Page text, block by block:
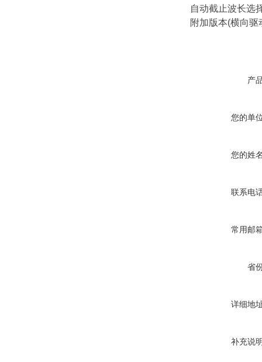
自动截止波长选
附加版本(横向
产
您的单
您的姓
联系电
常用邮
省
详细地
补充说